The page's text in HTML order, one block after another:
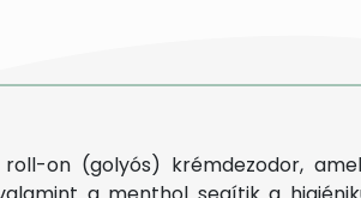
on (golyós) krémdezodor,